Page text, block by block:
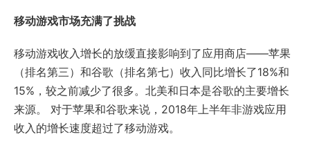
移动游戏市场充满了挑战
移动游戏收入增长的放缓直接影响到了应用商店——苹果
（排名第三）和谷歌（排名第七）收入同比增长了18%和
15%，较之前减少了很多。北美和日本是谷歌的主要增长
来源。 对于苹果和谷歌来说，2018年上半年非游戏应用
收入的增长速度超过了移动游戏。